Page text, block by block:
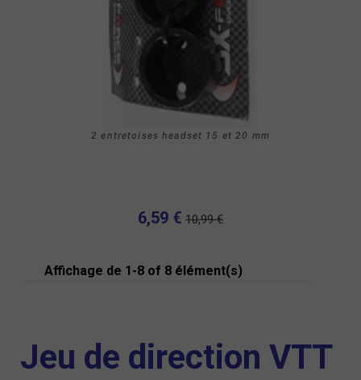
2 entretoises headset 15 et 20 mm
6,59 € 10,99 €
Affichage de 1-8 of 8 élément(s)
Jeu de direction VTT